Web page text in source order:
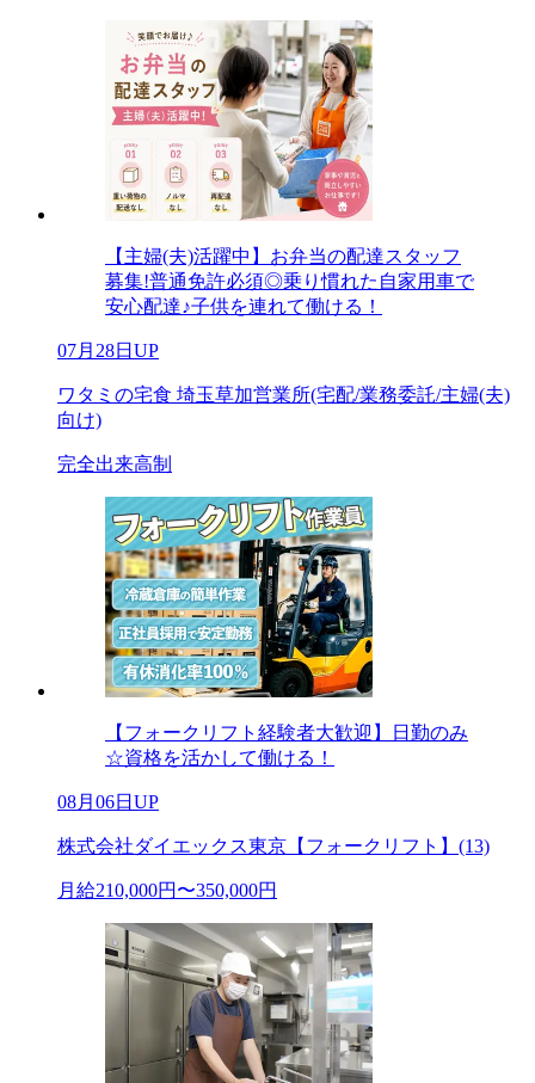
【主婦(夫)活躍中】お弁当の配達スタッフ
募集!普通免許必須◎乗り慣れた自家用車で
安心配達♪子供を連れて働ける！
07月28日UP
ワタミの宅食 埼玉草加営業所(宅配/業務委託/主婦(夫)
向け)
完全出来高制
【フォークリフト経験者大歓迎】日勤のみ
☆資格を活かして働ける！
08月06日UP
株式会社ダイエックス東京【フォークリフト】(13)
月給210,000円〜350,000円